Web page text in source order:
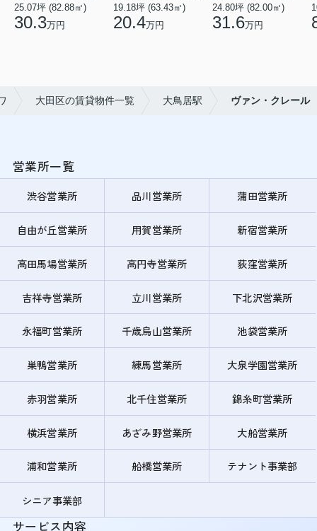
25.07坪 (82.88㎡)
30.3万円
19.18坪 (63.43㎡)
20.4万円
24.80坪 (82.00㎡)
31.6万円
大田区の賃貸物件一覧 大鳥居駅 ヴァン・クレール
営業所一覧
渋谷営業所 品川営業所 蒲田営業所
自由が丘営業所 用賀営業所 新宿営業所
高田馬場営業所 高円寺営業所 荻窪営業所
吉祥寺営業所 立川営業所 下北沢営業所
永福町営業所 千歳烏山営業所 池袋営業所
巣鴨営業所 練馬営業所 大泉学園営業所
赤羽営業所 北千住営業所 錦糸町営業所
横浜営業所 あざみ野営業所 大船営業所
浦和営業所 船橋営業所 テナント事業部
シニア事業部
サービス内容